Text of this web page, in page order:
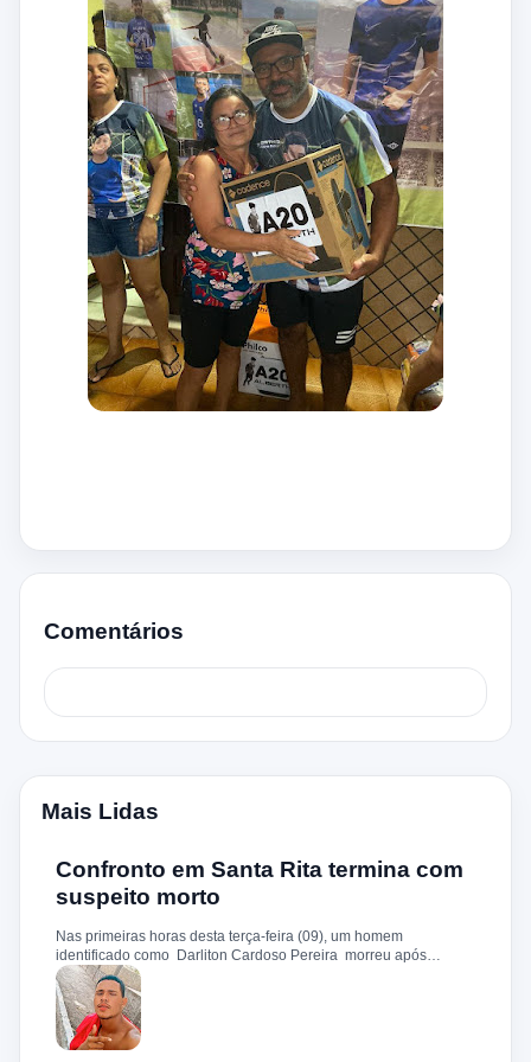
Comentários
Mais Lidas
Confronto em Santa Rita termina com
suspeito morto
Nas primeiras horas desta terça-feira (09), um homem
identificado como Darliton Cardoso Pereira morreu após
confronto com a Polícia Militar no povoado Timbotiba, zona rural
de Santa Rita. De acordo com a PM, os policiais estavam
cumprindo um mandado de prisão contra Darliton, apontado
como um dos suspeitos pela morte brutal de Leandro Sena ,
ocorrida em 25 de fevereiro de 2024. A vítima teria sido